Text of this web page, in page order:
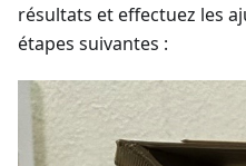
résultats et effectuez les
étapes suivantes :